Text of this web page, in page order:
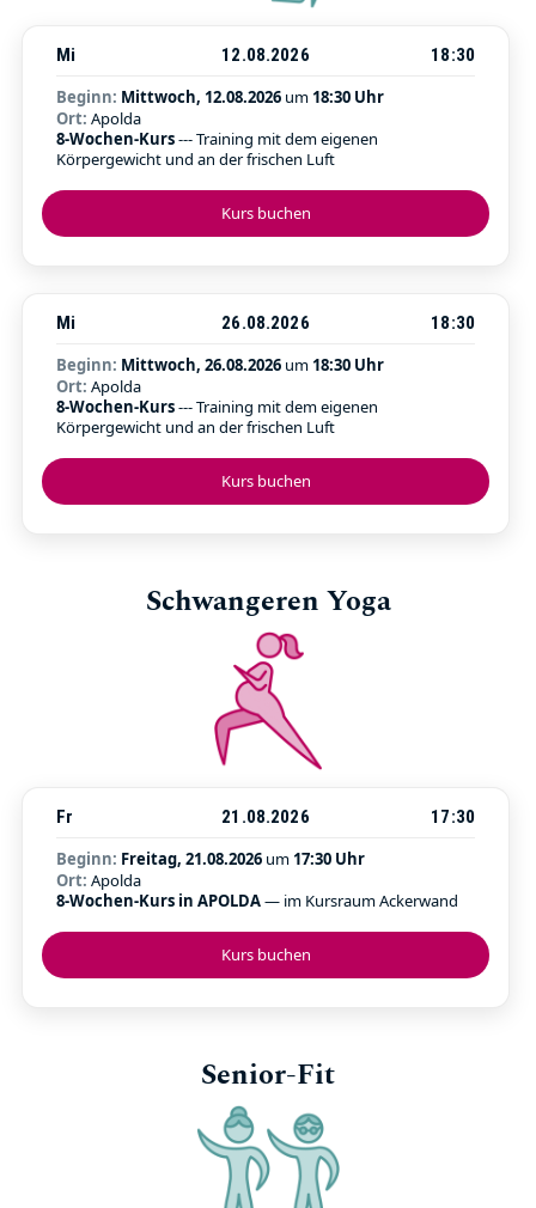
Kurs buchen
Mi 12.08.2026
18:30
Beginn: Mittwoch, 12.08.2026 um 18:30 Uhr
Ort: Apolda
8-Wochen-Kurs--- Training mit dem eigenen
Körpergewicht und an der frischen Luft
Kurs buchen
Mi 26.08.2026
18:30
Beginn: Mittwoch, 26.08.2026 um 18:30 Uhr
Ort: Apolda
8-Wochen-Kurs--- Training mit dem eigenen
Körpergewicht und an der frischen Luft
Schwangeren Yoga
Kurs buchen
Fr 21.08.2026
17:30
Beginn: Freitag, 21.08.2026 um 17:30 Uhr
Ort: Apolda
8-Wochen-Kurs in APOLDA— im Kursraum Ackerwand
Senior-Fit